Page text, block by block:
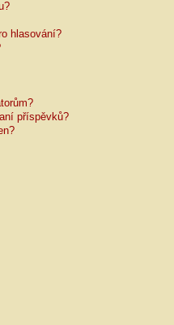
hlasování?
příspěvků?